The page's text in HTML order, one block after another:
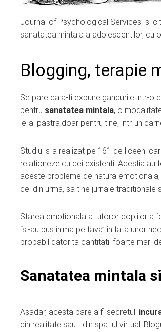
Journal of Psychological Services si
sanatatea mintala a adolescentilor, cu o
Blogging, terapie
Se pare ca a-ti expune gandurile intr-
pentru sanatatea mintala, o
le-ai pastra doar pentru tine, intr-un
Studiul s-a realizat pe 161 de liceeni
relationeze cu cei existenti. Acestia au
aceste probleme de natura
cei din urma, sa tine jurnale traditionale
Starea emotionala a tutoror copiilor a
“si-au pus inima pe tava” in fata unor
probabil datorita cantitatii foarte mari
Sanatatea mintala
Asadar, acesta pare a fi secretul:
din realitate sau… din spatiul virtual.